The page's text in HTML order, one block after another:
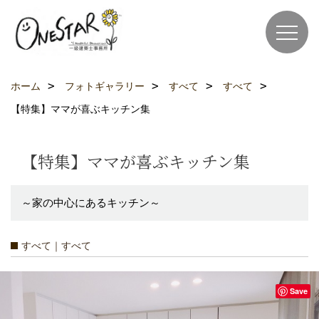
ホーム フォトギャラリー すべて
すべて
【特集】ママが喜ぶキッチン集
【特集】ママが喜ぶキッチン集
～家の中心にあるキッチン～
すべて｜すべて
Save